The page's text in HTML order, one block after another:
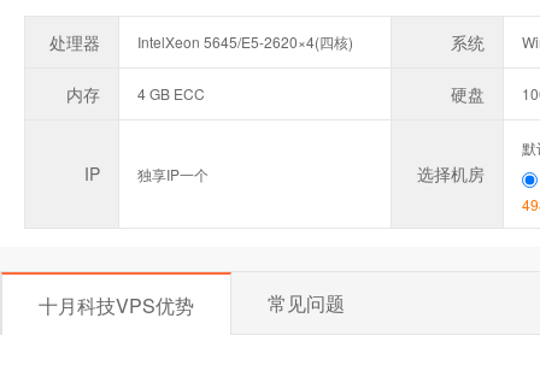
处理器 IntelXeon 5645/E5-2620×4(四核) 系统
内存 4 GB ECC 硬盘
IP 独享IP一个 选择机房
默
十月科技VPS优势 常见问题